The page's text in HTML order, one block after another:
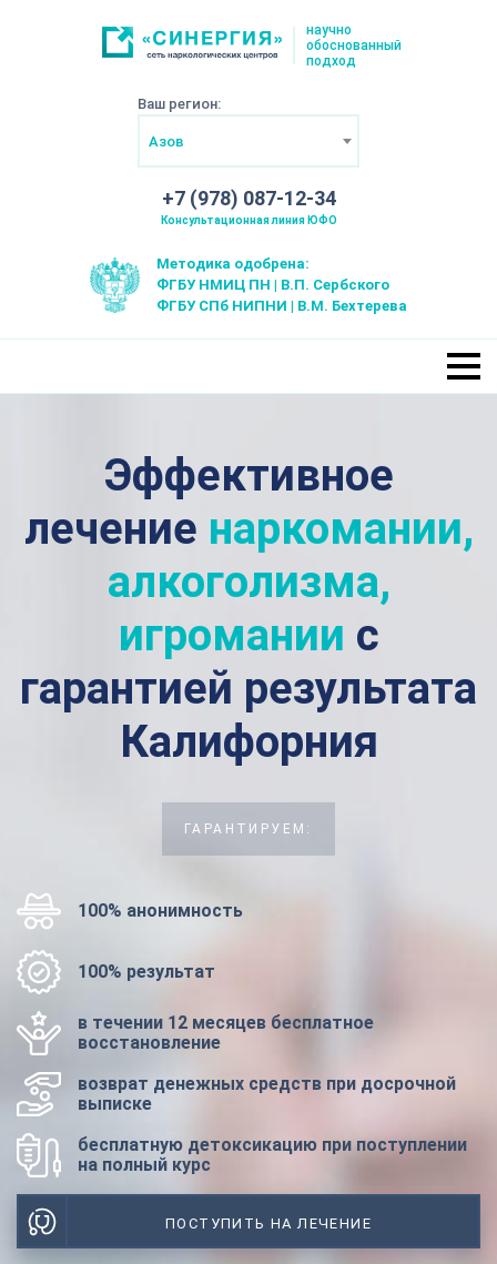
научно
обоснованный
подход
Ваш регион:
Азов
+7 (978) 087-12-34
Консультационная линия ЮФО
Методика одобрена:
ФГБУ НМИЦ ПН | В.П. Сербского
ФГБУ СПб НИПНИ | В.М. Бехтерева
Эффективное
лечение наркомании,
алкоголизма,
игромании с
гарантией результата
Калифорния
ГАРАНТИРУЕМ:
100% анонимность
100% результат
в течении 12 месяцев бесплатное
восстановление
возврат денежных средств при досрочной
выписке
бесплатную детоксикацию при поступлении
на полный курс
ПОСТУПИТЬ НА ЛЕЧЕНИЕ